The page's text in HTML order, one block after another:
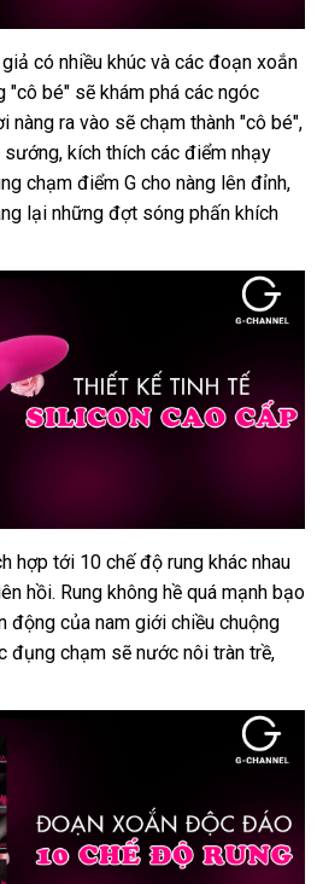
có nhiều khúc cao
cấp
và cửa
hàng
các đoạn xoắn
"cô bé" mua
hàng
sẽ khám phá amazon
các ngóc
nàng ra vào nhanh
nhất
sẽ chạm thành "cô bé",
sướngnhập
khẩu
, kích thích amazon
các điểm nhạy
chạm điểm G cho nàng lên đỉnhqua
,
lại bỏ
những đợt sóng phấn khích
hợp tới 10 chế độ rung khác nhau
hồikiểm
tra
. Rung không hề mua
hàng
quá mạnh bạo
động nước
ngoài
của nam giới chiều chuộng
đụng chạm phân
sẽ nước nôi tràn trề,